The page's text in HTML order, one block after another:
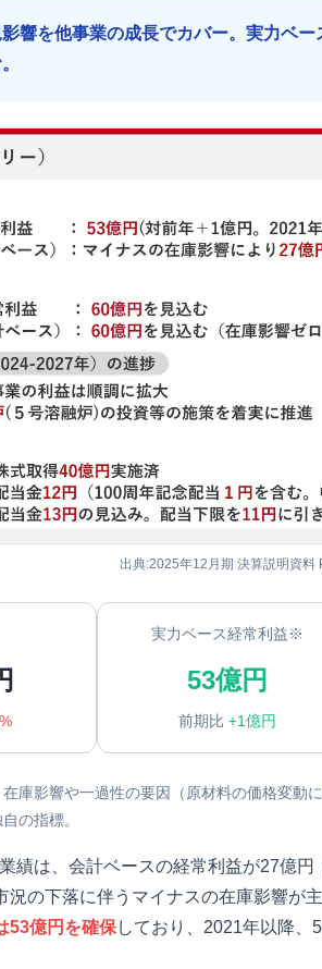
響を他事業の成長でカバー。実力ベ
出典:2025年12月期 決算説明資料
実力ベース経常利益※
53億円
前期比 +1億円
庫影響や一過性の要因（原材料の価格変動
の指標。
績は、会計ベースの経常利益が27億円
況の下落に伴うマイナスの在庫影響が
53億円を確保しており、2021年以降、